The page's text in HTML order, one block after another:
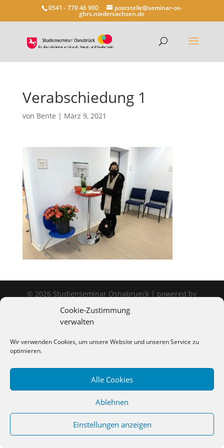
Cookie-Zustimmung
verwalten
Wir verwenden Cookies, um unsere Website und unseren Service zu
optimieren.
Alle Cookies
Ablehnen
Einstellungen anzeigen
0541 - 770 46 900 poststelle@seminar-os-
ghrs.niedersachsen.de
Verabschiedung 1
von Bente | März 9, 2021
© 2026 Studienseminar Osnabrueck | powered by
wordpress